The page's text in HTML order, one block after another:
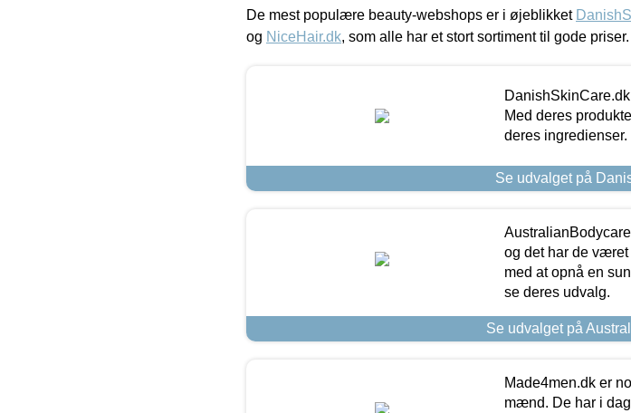
De mest populære beauty-webshops er i øjeblikket
og NiceHair.dk, som alle har et stort sortiment til gode priser.
Med deres
deres
Se udvalget på
og det har de
med at opnå en
se deres udvalg.
Se udvalget på
Made4men.dk er
mænd. De har i